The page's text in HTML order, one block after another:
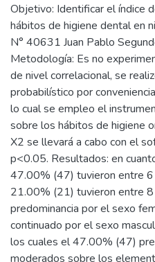
Objetivo: Identificar el índice
hábitos de higiene dental en
N° 40631 Juan Pablo
Metodología: Es no
de nivel correlacional, se
probabilístico por
lo cual se empleo el
sobre los hábitos de higiene
X2 se llevará a cabo con el
p<0.05. Resultados: en
47.00% (47) tuvieron entre
21.00% (21) tuvieron entre 8
predominancia por el sexo
continuado por el sexo
los cuales el 47.00% (47)
moderados sobre los